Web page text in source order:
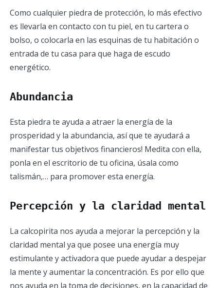
Como cualquier piedra de protección, lo más efectivo
es llevarla en contacto con tu piel, en tu cartera o
bolso, o colocarla en las esquinas de tu habitación o
entrada de tu casa para que haga de escudo
energético.
Abundancia
Esta piedra te ayuda a atraer la energía de la
prosperidad y la abundancia, así que te ayudará a
manifestar tus objetivos financieros! Medita con ella,
ponla en el escritorio de tu oficina, úsala como
talismán,… para promover esta energía.
Percepción y la claridad mental
La calcopirita nos ayuda a mejorar la percepción y la
claridad mental ya que posee una energía muy
estimulante y activadora que puede ayudar a despejar
la mente y aumentar la concentración. Es por ello que
nos ayuda en la toma de decisiones, en la capacidad de